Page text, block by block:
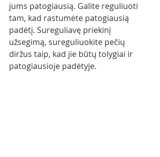
jums patogiausią. Galite reguliuoti
tam, kad rastumėte patogiausią
padėtį. Sureguliavę priekinį
užsegimą, sureguliuokite pečių
diržus taip, kad jie būtų tolygiai ir
patogiausioje padėtyje.